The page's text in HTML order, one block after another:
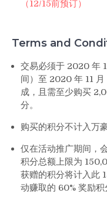
（12/15前预订）
Terms and
交易必须于 2020 年
间）至 2020 年 11
成，且需至少购买
分。
购买的积分不计入万
仅在活动推广期间，
积分总额上限为
获赠的积分将计入此
动赚取的 60% 奖励